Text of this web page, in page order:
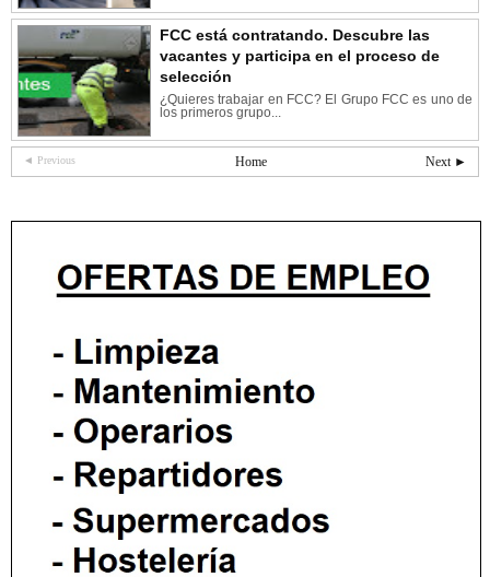
FCC está contratando. Descubre las
vacantes y participa en el proceso de
selección
¿Quieres trabajar en FCC? El Grupo FCC es uno de
los primeros grupo...
◄ Previous Next ►
Home